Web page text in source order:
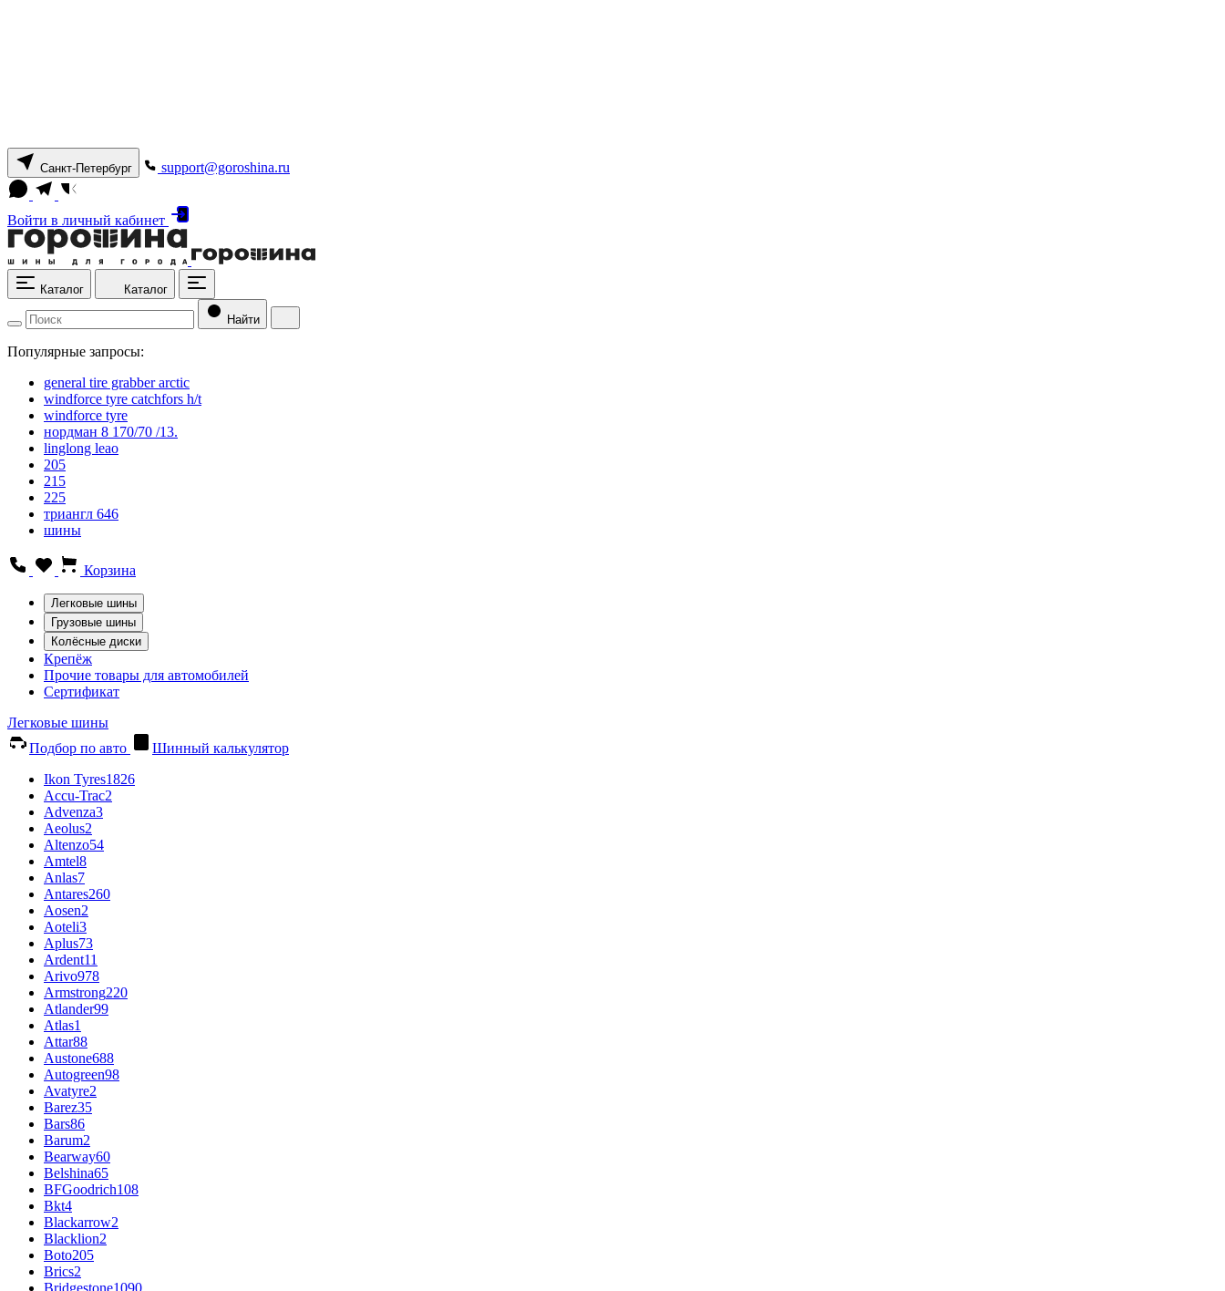
Санкт-Петербург support@goroshina.ru
Войти в личный кабинет
Каталог Каталог
Найти
Популярные запросы:
general tire grabber arctic
windforce tyre catchfors h/t
windforce tyre
нордман 8 170/70 /13.
linglong leao
205
215
225
триангл 646
шины
Корзина
Легковые шины
Грузовые шины
Колёсные диски
Крепёж
Прочие товары для автомобилей
Сертификат
Легковые шины
Подбор по авто
Шинный калькулятор
Ikon Tyres1826
Accu-Trac2
Advenza3
Aeolus2
Altenzo54
Amtel8
Anlas7
Antares260
Aosen2
Aoteli3
Aplus73
Ardent11
Arivo978
Armstrong220
Atlander99
Atlas1
Attar88
Austone688
Autogreen98
Avatyre2
Barez35
Bars86
Barum2
Bearway60
Belshina65
BFGoodrich108
Bkt4
Blackarrow2
Blacklion2
Boto205
Brics2
Bridgestone1090